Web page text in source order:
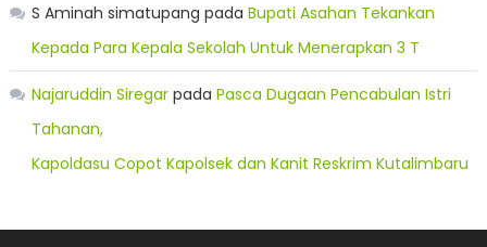
S Aminah simatupang pada Bupati Asahan Tekankan
Kepada Para Kepala Sekolah Untuk Menerapkan 3 T
Najaruddin Siregarpada Pasca Dugaan Pencabulan Istri
Tahanan,
Kapoldasu Copot Kapolsek dan Kanit Reskrim Kutalimbaru